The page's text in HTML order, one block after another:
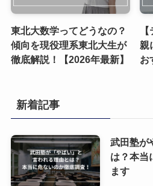
東北大数学ってどうなの？
傾向を現役理系東北大生が
徹底解説！【2026年最新】
親
お
新着記事
武田塾が
は？本当
ます